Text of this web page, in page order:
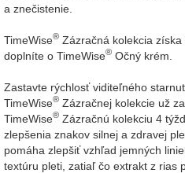
a znečistenie.
TimeWise® Zázračná kolekcia
doplníte o TimeWise® Očný krém.
Zastavte rýchlosť viditeľného
TimeWise® Zázračnej kolekcie už
TimeWise® Zázračnú kolekciu 4
zlepšenia znakov silnej a zdravej
pomáha zlepšiť vzhľad jemných
textúru pleti, zatiaľ čo extrakt z rias